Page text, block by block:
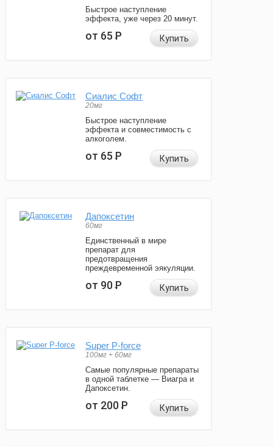
Быстрое наступление
эффекта, уже через 20 минут.
от 65Р Купить
Сиалис Софт
20мг
Быстрое наступление
эффекта и совместимость с
алкоголем.
от 65Р Купить
Дапоксетин
60мг
Единственный в мире
препарат для
предотвращения
преждевременной эякуляции.
от 90Р Купить
Super P-force
100мг + 60мг
Самые популярные препараты
в одной таблетке — Виагра и
Дапоксетин.
от 200Р Купить